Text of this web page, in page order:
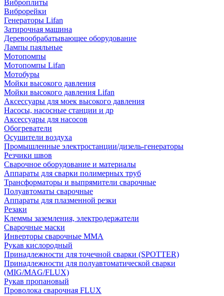
Виброплиты
Виброрейки
Генераторы Lifan
Затирочная машина
Деревообрабатывающее оборудование
Лампы паяльные
Мотопомпы
Мотопомпы Lifan
Мотобуры
Мойки высокого давления
Мойки высокого давления Lifan
Аксессуары для моек высокого давления
Насосы, насосные станции и др
Аксессуары для насосов
Обогреватели
Осушители воздуха
Промышленные электростанции/дизель-генераторы
Резчики швов
Сварочное оборудование и материалы
Аппараты для сварки полимерных труб
Трансформаторы и выпрямители сварочные
Полуавтоматы сварочные
Аппараты для плазменной резки
Резаки
Клеммы заземления, электродержатели
Сварочные маски
Инверторы сварочные ММА
Рукав кислородный
Принадлежности для точечной сварки (SPOTTER)
Принадлежности для полуавтоматической сварки
(MIG/MAG/FLUX)
Рукав пропановый
Проволока сварочная FLUX